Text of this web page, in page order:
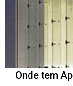
Onde tem